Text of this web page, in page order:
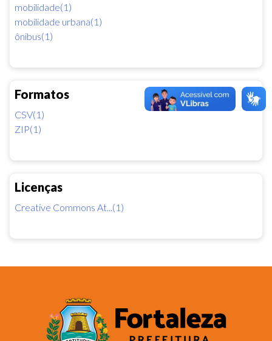
mobilidade(1)
mobilidade urbana(1)
ônibus(1)
Formatos
CSV(1)
ZIP(1)
Licenças
Creative Commons At...(1)